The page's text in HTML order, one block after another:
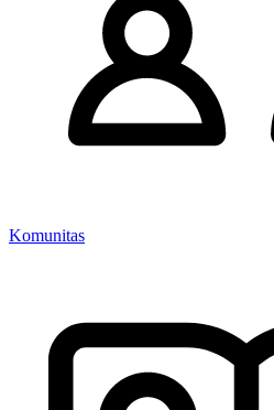
Komunitas